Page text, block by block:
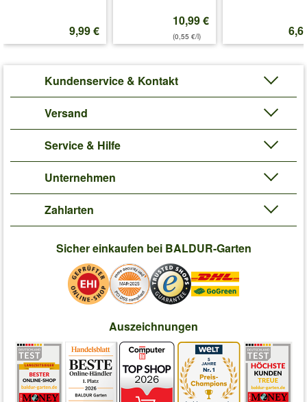
9,99 €
10,99 €
(0,55 €/l)
Kundenservice & Kontakt
Versand
Service & Hilfe
Unternehmen
Zahlarten
Sicher einkaufen bei BALDUR-Garten
Auszeichnungen